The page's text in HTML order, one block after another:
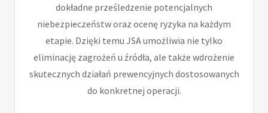
dokładne prześledzenie potencjalnych
niebezpieczeństw oraz ocenę ryzyka na każdym
etapie. Dzięki temu JSA umożliwia nie tylko
eliminację zagrożeń u źródła, ale także wdrożenie
skutecznych działań prewencyjnych dostosowanych
do konkretnej operacji.